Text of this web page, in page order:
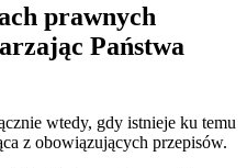
prawnych
Państwa
wtedy, gdy istnieje ku temu
z obowiązujących przepisów.